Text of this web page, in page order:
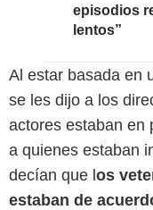
episodios
lentos”
Al estar basada en
se les dijo a los
actores estaban en
a quienes estaban
decían que los
estaban de